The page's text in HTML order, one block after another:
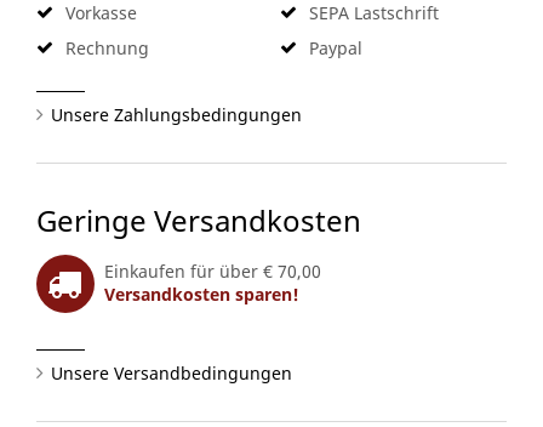
Vorkasse
Rechnung
SEPA Lastschrift
Paypal
Unsere Zahlungsbedingungen
Geringe Versandkosten
Einkaufen für über € 70,00
Versandkosten sparen!
Unsere Versandbedingungen